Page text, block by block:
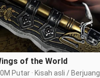
of the World
Putar · Kisah asli / Berjuang